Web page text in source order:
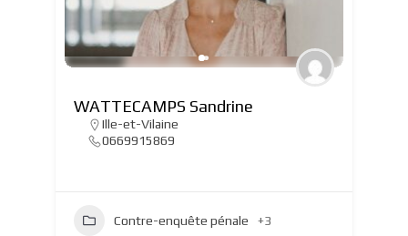
WATTECAMPS Sandrine
Ille-et-Vilaine
0669915869
Contre-enquête pénale +3